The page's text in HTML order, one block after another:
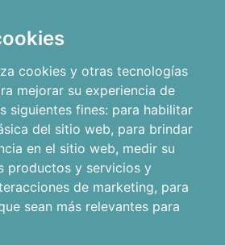
cookies y otras tecnologías
mejorar su experiencia de
siguientes fines: para habilitar
del sitio web, para brindar
en el sitio web, medir su
productos y servicios y
de marketing, para
sean más relevantes para